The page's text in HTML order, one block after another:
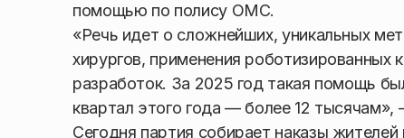
помощью по полису ОМС.
«Речь идет о сложнейших, уникальных
хирургов, применения
разработок. За 2025 год такая помощь
квартал этого года — более 12
Сегодня партия собирает наказы